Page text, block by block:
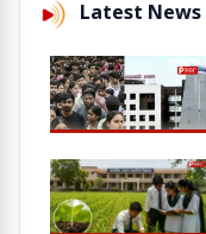
Latest News